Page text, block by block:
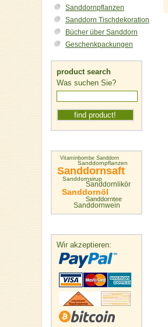
Sanddornpflanzen
Sanddorn Tischdekoration
Bücher über Sanddorn
Geschenkpackungen
product search
Was suchen Sie?
Vitaminbombe Sanddorn
Sanddornpflanzen
Sanddornsaft
Sanddornsirup
Sanddornlikör
Sanddornöl
Sanddorntee
Sanddornwein
Wir akzeptieren: